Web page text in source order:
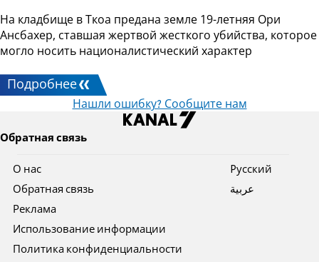
На кладбище в Ткоа предана земле 19-летняя Ори
Ансбахер, ставшая жертвой жесткого убийства, которое
могло носить националистический характер
Подробнее
Нашли ошибку? Сообщите нам
Обратная связь
О нас
Обратная связь
Реклама
Использование информации
Политика конфиденциальности
Pусский
عربية